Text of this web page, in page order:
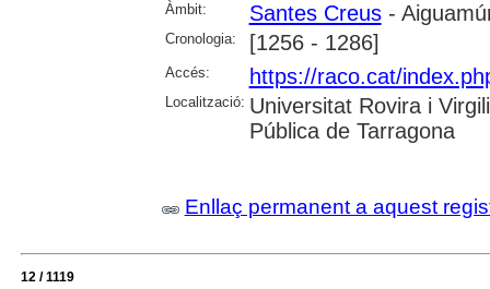
Àmbit: Santes Creus-
Cronologia: [1256 - 1286]
Accés: https://raco.cat/
Localització: Universitat Rovira i
Pública de Tarragona
Enllaç permanent a aquest
12 / 1119